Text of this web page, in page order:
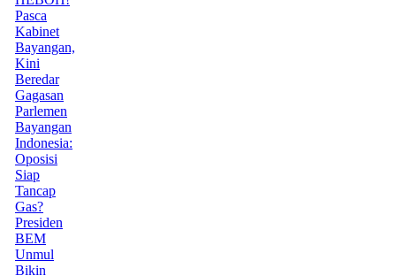
Pasca
Kabinet
Bayangan,
Kini
Beredar
Gagasan
Parlemen
Bayangan
Indonesia:
Oposisi
Siap
Tancap
Gas?
Presiden
BEM
Unmul
Bikin